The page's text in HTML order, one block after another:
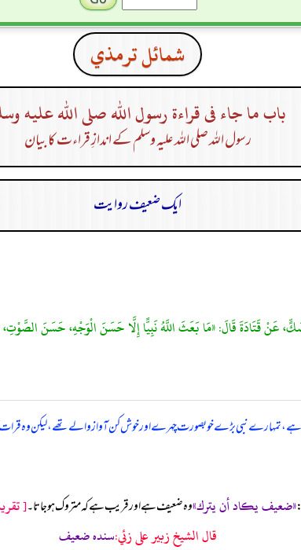
شمائل ترمذي
باب ما جاء فى قراءة رسول الله صلى الله عليه
رسول اللہ صلی اللہ علیہ وسلم کے اندازِ قراءت کا بیان
ایک ضعیف روایت
عَنْ قَتَادَةَ قَالَ: «مَا بَعَثَ اللَّهُ نَبِيًّا إِلَّا حَسَنَ الْوَجْهِ، حَسَنَ
بھیجا ہے، تمہارے نبی بڑے خوبصورت چہرے اور خوش کن آواز والے تھے، لیکن وہ
«ضعيف يكاد أن يترك»وہ ضعیف ہے اور قریب ہے کہ متروک ہو جاتا۔[
قال الشيخ زبير على زئي:سنده ضعيف